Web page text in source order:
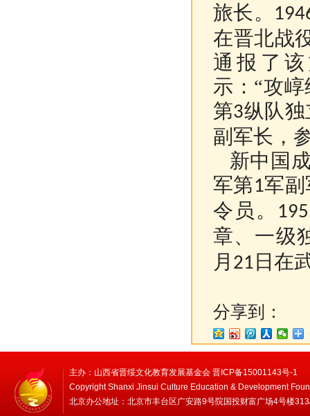
旅长。
在晋北战
通报了
示：“攻
第3纵队
副军长，
新中国
军第1军副
令员。
章、一级
月 21 日在
分享到：
主办：山西省晋绥文化教育发展基金会 晋ICP备15001143号-1
Copyright Shanxi Jinsui Culture Education & Development
北京办公地址：北京市丰台区广安路9号院国投财富广场4号楼